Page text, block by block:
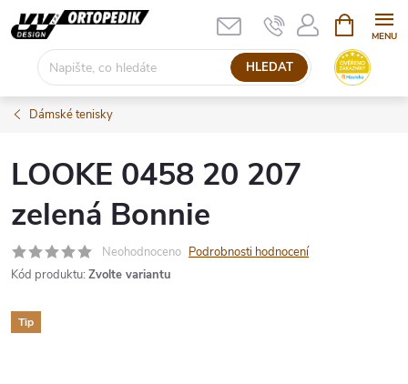
Přejít
na
HLEDAT
NÁKUPNÍ
KOŠÍK
Dámské tenisky
LOOKE 0458 20 207
zelená Bonnie
Neohodnoceno Podrobnosti hodnocení
Kód produktu: Zvolte variantu
Tip